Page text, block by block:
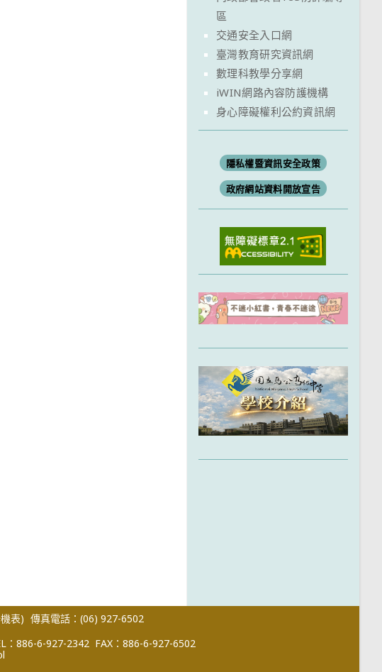
區
交通安全入口網
臺灣教育研究資訊網
數理科教學分享網
iWIN網路內容防護機構
身心障礙權利公約資訊網
隱私權暨資訊安全政策
政府網站資料開放宣告
表) 傳真電話：(06) 927-6502
：886-6-927-2342 FAX：886-6-927-6502